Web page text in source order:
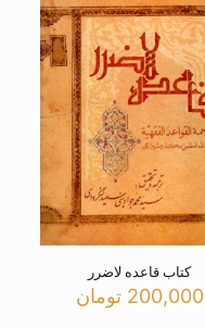
کتاب قاعده لاضرر
200,000 تومان